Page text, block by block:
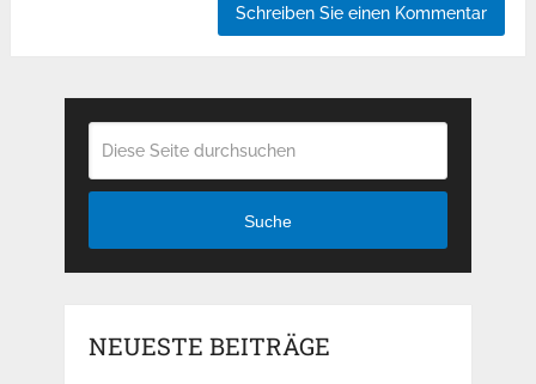
Suche
NEUESTE BEITRÄGE